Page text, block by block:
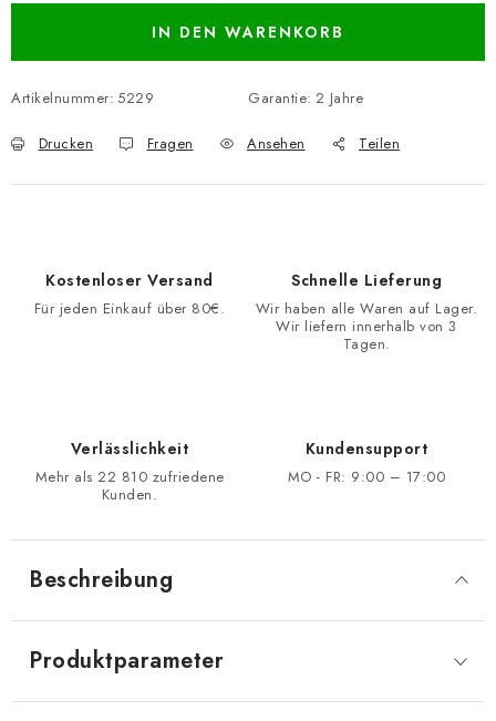
IN DEN WARENKORB
Artikelnummer: 5229 Garantie: 2 Jahre
Drucken Fragen Ansehen Teilen
Kostenloser Versand
Für jeden Einkauf über 80€.
Schnelle Lieferung
Wir haben alle Waren auf Lager.
Wir liefern innerhalb von 3
Tagen.
Verlässlichkeit
Mehr als 22 810 zufriedene
Kunden.
Kundensupport
MO - FR: 9:00 – 17:00
Beschreibung
Produktparameter